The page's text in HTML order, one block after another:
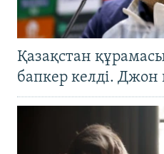
Қазақстан
бапкер келді. Джон